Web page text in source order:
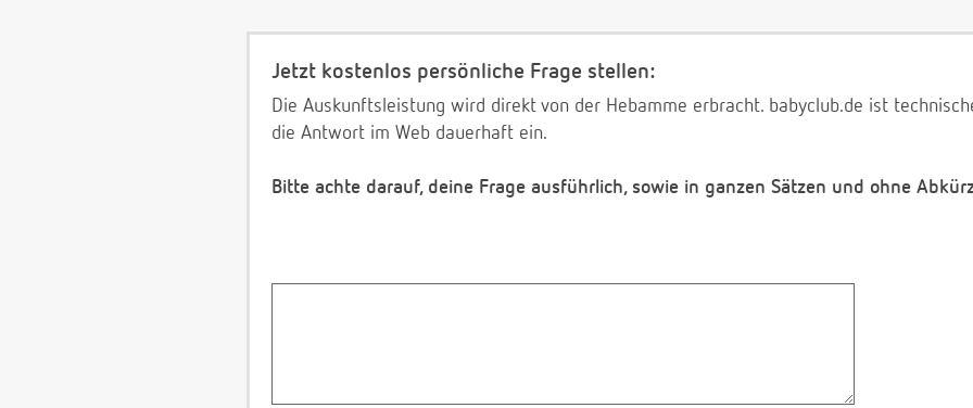
Jetzt kostenlos persönliche Frage stellen:
Die Auskunftsleistung wird direkt von der Hebamme erbracht. babyclub.de ist
die Antwort im Web dauerhaft ein.
Bitte achte darauf, deine Frage ausführlich, sowie in ganzen Sätzen und ohne